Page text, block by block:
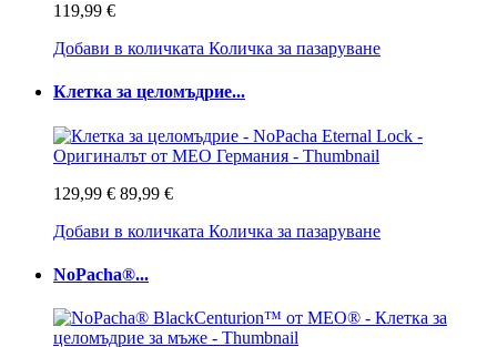
119,99 €
Добави в количката Количка за пазаруване
Клетка за целомъдрие...
129,99 € 89,99 €
Добави в количката Количка за пазаруване
NoPacha®...